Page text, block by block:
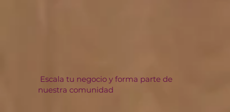
Escala tu negocio y forma parte de
nuestra comunidad